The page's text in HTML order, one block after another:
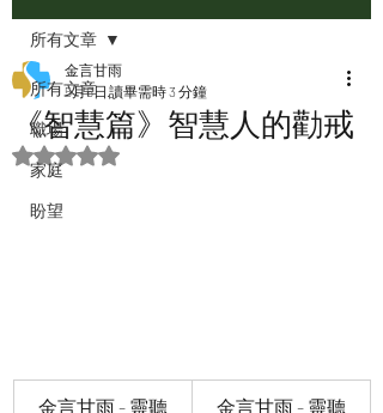
所有文章
職場
家庭
盼望
所有文章
《智慧篇》智慧人的勸戒
金言甘雨
5月6日 讀畢需時 3 分鐘
評等為 NaN（最高為 5 顆星）。
金言甘雨 - 靈聽
金言甘雨 - 靈聽